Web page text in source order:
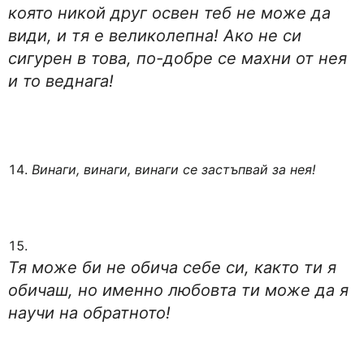
която никой друг освен теб не може да
види, и тя е великолепна! Ако не си
сигурен в това, по-добре се махни от нея
и то веднага!
Винаги, винаги, винаги се застъпвай за нея!
Тя може би не обича себе си, както ти я
обичаш, но именно любовта ти може да я
научи на обратното!